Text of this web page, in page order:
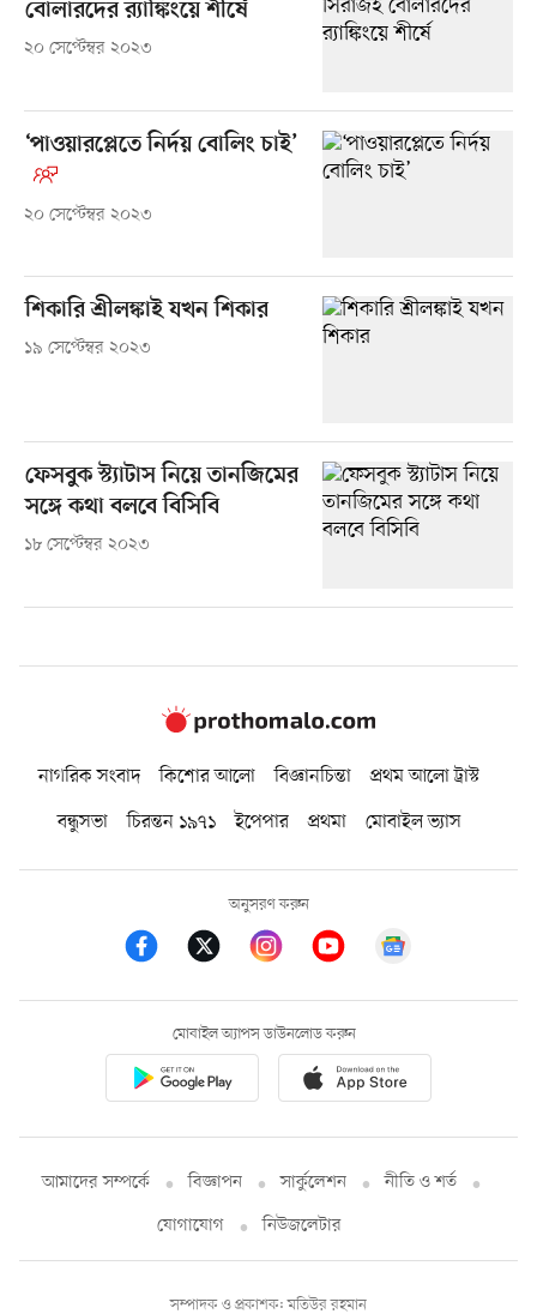
বোলারদের র‌্যাঙ্কিংয়ে শীর্ষে
২০ সেপ্টেম্বর ২০২৩
‘পাওয়ারপ্লেতে নির্দয় বোলিং চাই’
২০ সেপ্টেম্বর ২০২৩
শিকারি শ্রীলঙ্কাই যখন শিকার
১৯ সেপ্টেম্বর ২০২৩
ফেসবুক স্ট্যাটাস নিয়ে তানজিমের
সঙ্গে কথা বলবে বিসিবি
১৮ সেপ্টেম্বর ২০২৩
নাগরিক সংবাদ কিশোর আলো বিজ্ঞানচিন্তা
প্রথম আলো ট্রাস্ট
বন্ধুসভা
চিরন্তন ১৯৭১ ইপেপার প্রথমা মোবাইল ভ্যাস
অনুসরণ করুন
মোবাইল অ্যাপস ডাউনলোড করুন
আমাদের সম্পর্কে বিজ্ঞাপন সার্কুলেশন
নীতি ও শর্ত
যোগাযোগ
নিউজলেটার
সম্পাদক ও প্রকাশক: মতিউর রহমান